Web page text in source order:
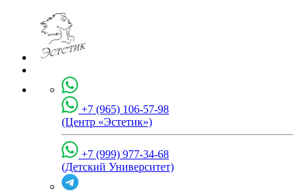
+7 (965) 106-57-98
(Центр «Эстетик»)
+7 (999) 977-34-68
(Детский Университет)